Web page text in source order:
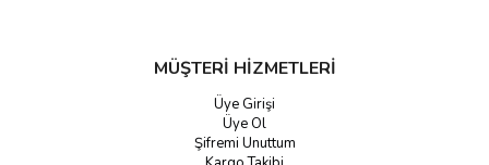
MÜŞTERİ HİZMETLERİ
Üye Girişi
Üye Ol
Şifremi Unuttum